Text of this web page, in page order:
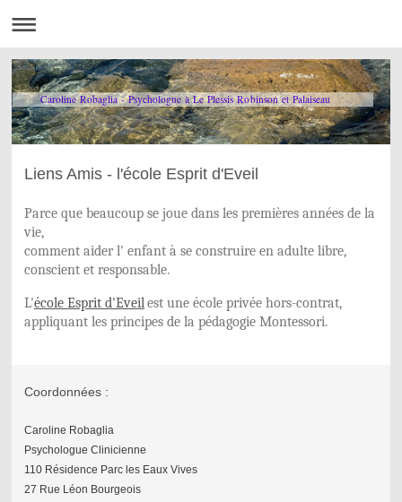
Caroline Robaglia - Psychologue à Le Plessis Robinson et Palaiseau
Liens Amis - l'école Esprit d'Eveil
Parce que beaucoup se joue dans les premières années de la
vie,
comment aider l' enfant à se construire en adulte libre,
conscient et responsable.
L'école Esprit d'Eveilest une école privée hors-contrat,
appliquant les principes de la pédagogie Montessori.
Coordonnées :
Caroline Robaglia
Psychologue Clinicienne
110 Résidence Parc les Eaux Vives
27 Rue Léon Bourgeois